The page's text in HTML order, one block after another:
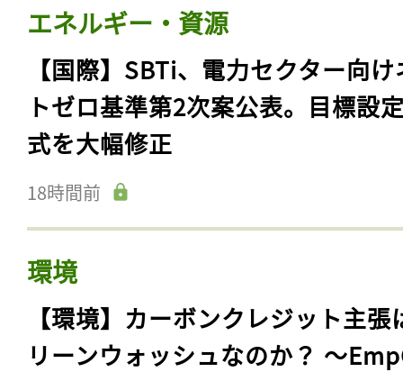
エネルギー・資源
【国際】SBTi、電力セクター向
トゼロ基準第2次案公表。目標設
式を大幅修正
18時間前
環境
【環境】カーボンクレジット主張
リーンウォッシュなのか？ 〜